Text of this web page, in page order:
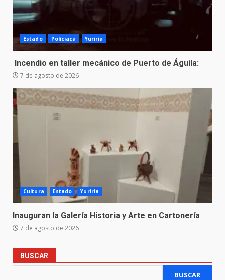
Estado Policiaca Yuriria
Incendio en taller mecánico de Puerto de Águila:
7 de agosto de 2026
Cultura Estado Yuriria
Inauguran la Galería Historia y Arte en Cartonería
7 de agosto de 2026
BUSCAR
BUSCAR